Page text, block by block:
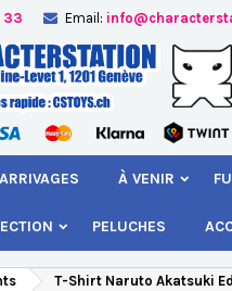
33 Email:
ARRIVAGES À VENIR
PELUCHES
T-Shirt Naruto Akatsuki